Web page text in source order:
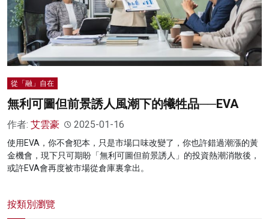
從「融」自在
無利可圖但前景誘人風潮下的犧牲品──EVA
作者: 艾雲豪 2025-01-16
使用EVA，你不會犯本，只是市場口味改變了，你也許錯過潮漲的黃
金機會，現下只可期盼「無利可圖但前景誘人」的投資熱潮消散後，
或許EVA會再度被市場從倉庫裏拿出。
按類別瀏覽